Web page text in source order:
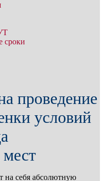
сроки
проведение
условий
на себя абсолютную